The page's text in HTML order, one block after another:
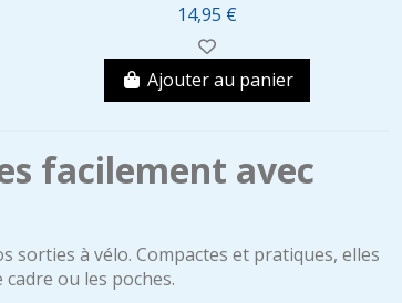
14,95 €
Ajouter au panier
facilement avec
à vélo. Compactes et pratiques, elles
ou les poches.